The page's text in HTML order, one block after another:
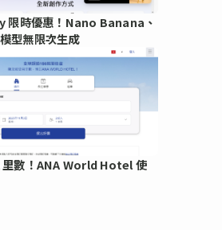
時優惠！Nano Banana、
型無限次生成
里數！ANA World Hotel 使